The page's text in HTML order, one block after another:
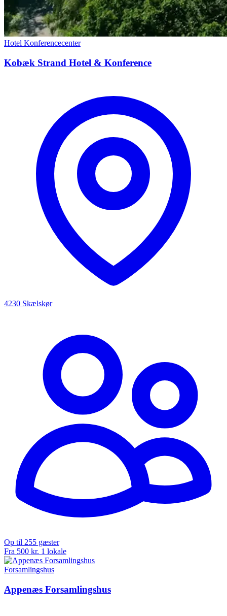
Hotel Konferencecenter
Kobæk Strand Hotel & Konference
4230 Skælskør
Op til 255 gæster
Fra 500 kr. 1 lokale
Forsamlingshus
Appenæs Forsamlingshus